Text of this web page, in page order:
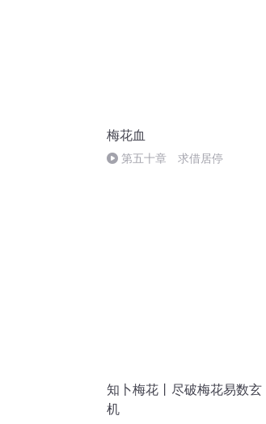
梅花血
第五十章 求借居停
知卜梅花丨尽破梅花易数玄
机